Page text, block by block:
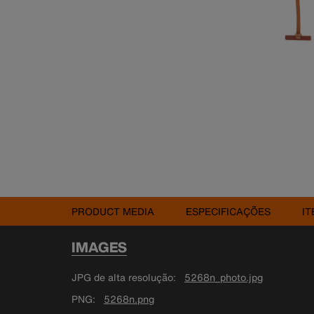
PRODUCT MEDIA ESPECIFICAÇÕES
IMAGES
JPG de alta resolução
5268n_photo.jpg
PNG
5268n.png